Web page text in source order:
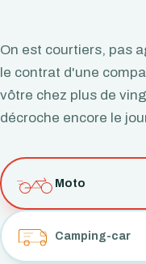
On est courtiers, pas
le contrat d'une
vôtre chez plus de
décroche encore le
Moto
Camping-car